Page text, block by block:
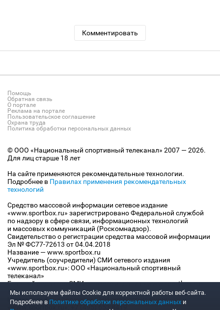
Комментировать
Помощь
Обратная связь
О портале
Реклама на портале
Пользовательское соглашение
Охрана труда
Политика обработки персональных данных
© ООО «Национальный спортивный телеканал» 2007 — 2026.
Для лиц старше 18 лет
На сайте применяются рекомендательные технологии.
Подробнее в Правилах применения рекомендательных
технологий
Средство массовой информации сетевое издание
«www.sportbox.ru» зарегистрировано Федеральной службой
по надзору в сфере связи, информационных технологий
и массовых коммуникаций (Роскомнадзор).
Свидетельство о регистрации средства массовой информации
Эл № ФС77-72613 от 04.04.2018
Название — www.sportbox.ru
Учредитель (соучредители) СМИ сетевого издания
«www.sportbox.ru»: ООО «Национальный спортивный
телеканал»
Главный редактор СМИ сетевого издания «www.sportbox.ru»:
Конов В.А.
Номер телефона редакции СМИ сетевого издания
«www.sportbox.ru»: +7 (495) 653 8419
Мы используем файлы Сookie для корректной работы веб-сайта.
Подробнее в Политике обработки персональных данных и